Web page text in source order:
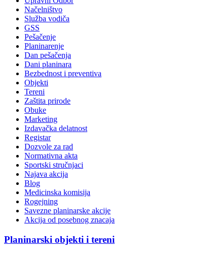
Načelništvo
Služba vodiča
GSS
Pešačenje
Planinarenje
Dan pešačenja
Dani planinara
Bezbednost i preventiva
Objekti
Tereni
Zaštita prirode
Obuke
Marketing
Izdavačka delatnost
Registar
Dozvole za rad
Normativna akta
Sportski stručnjaci
Najava akcija
Blog
Medicinska komisija
Rogejning
Savezne planinarske akcije
Akcija od posebnog znacaja
Planinarski objekti i tereni